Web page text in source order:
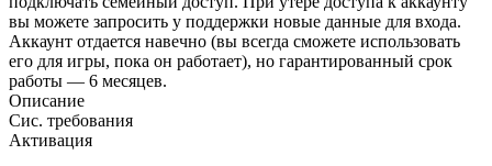
вы можете запросить у поддержки новые данные для входа.
Аккаунт отдается навечно (вы всегда сможете использовать
его для игры, пока он работает), но гарантированный срок
работы — 6 месяцев.
Описание
Сис. требования
Активация